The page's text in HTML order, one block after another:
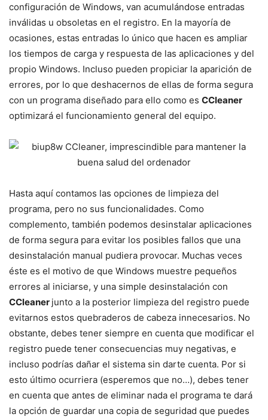
configuración de Windows, van acumulándose entradas
inválidas u obsoletas en el registro. En la mayoría de
ocasiones, estas entradas lo único que hacen es ampliar
los tiempos de carga y respuesta de las aplicaciones y del
propio Windows. Incluso pueden propiciar la aparición de
errores, por lo que deshacernos de ellas de forma segura
con un programa diseñado para ello como es CCleaner
optimizará el funcionamiento general del equipo.
Hasta aquí contamos las opciones de limpieza del
programa, pero no sus funcionalidades. Como
complemento, también podemos desinstalar aplicaciones
de forma segura para evitar los posibles fallos que una
desinstalación manual pudiera provocar. Muchas veces
éste es el motivo de que Windows muestre pequeños
errores al iniciarse, y una simple desinstalación con
CCleaner junto a la posterior limpieza del registro puede
evitarnos estos quebraderos de cabeza innecesarios. No
obstante, debes tener siempre en cuenta que modificar el
registro puede tener consecuencias muy negativas, e
incluso podrías dañar el sistema sin darte cuenta. Por si
esto último ocurriera (esperemos que no…), debes tener
en cuenta que antes de eliminar nada el programa te dará
la opción de guardar una copia de seguridad que puedes